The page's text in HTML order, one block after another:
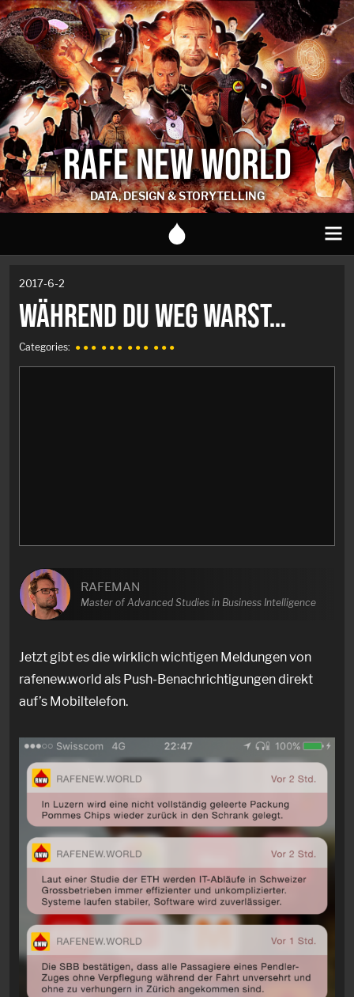
RAFE NEW WORLD
DATA, DESIGN & STORYTELLING
2017-6-2
WÄHREND DU WEG WARST…
Categories: ● ● ● ● ● ● ● ● ● ● ● ●
RAFEMAN
Master of Advanced Studies in Business Intelligence
Jetzt gibt es die wirklich wichtigen Meldungen von
rafenew.world als Push-Benachrichtigungen direkt
auf’s Mobiltelefon.